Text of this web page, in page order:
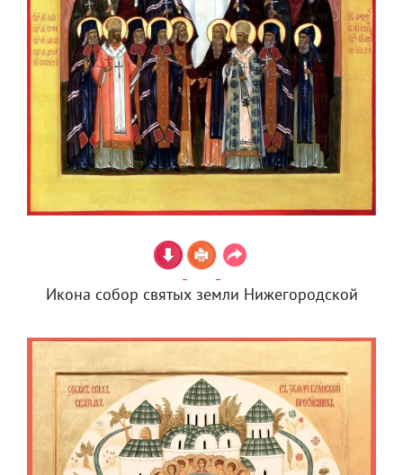
Икона собор святых земли Нижегородской